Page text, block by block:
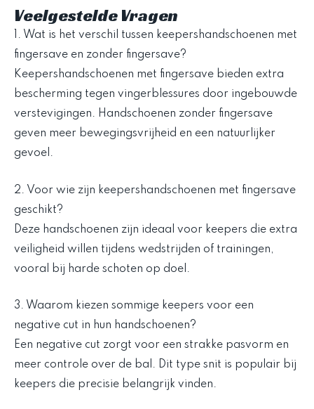
Veelgestelde Vragen
1. Wat is het verschil tussen keepershandschoenen met
fingersave en zonder fingersave?
Keepershandschoenen met fingersave bieden extra
bescherming tegen vingerblessures door ingebouwde
verstevigingen. Handschoenen zonder fingersave
geven meer bewegingsvrijheid en een natuurlijker
gevoel.
2. Voor wie zijn keepershandschoenen met fingersave
geschikt?
Deze handschoenen zijn ideaal voor keepers die extra
veiligheid willen tijdens wedstrijden of trainingen,
vooral bij harde schoten op doel.
3. Waarom kiezen sommige keepers voor een
negative cut in hun handschoenen?
Een negative cut zorgt voor een strakke pasvorm en
meer controle over de bal. Dit type snit is populair bij
keepers die precisie belangrijk vinden.